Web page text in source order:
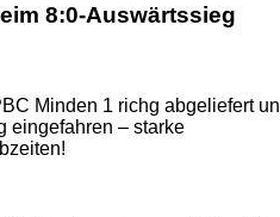
8:0-Auswärtssieg
Minden 1 richg abgeliefert
eingefahren – starke